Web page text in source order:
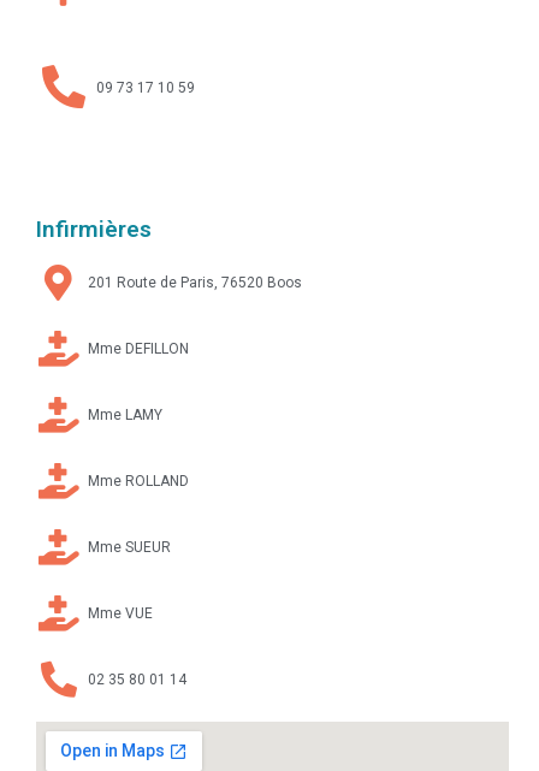
09 73 17 10 59
Infirmières
201 Route de Paris, 76520 Boos
Mme DEFILLON
Mme LAMY
Mme ROLLAND
Mme SUEUR
Mme VUE
02 35 80 01 14